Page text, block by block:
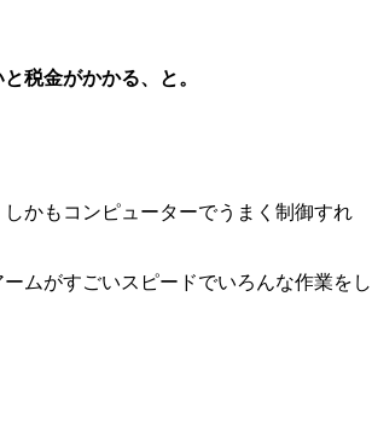
税金がかかる、と。
かもコンピューターでうまく制御すれ
ムがすごいスピードでいろんな作業をし